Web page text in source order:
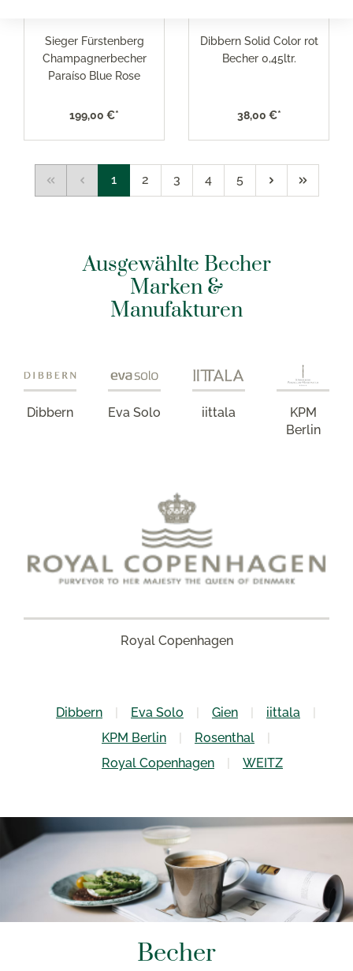
Sieger Fürstenberg
Champagnerbecher
Paraíso Blue Rose
199,00 €*
Dibbern Solid Color rot
Becher 0,45ltr.
38,00 €*
1 2 3 4 5
Ausgewählte Becher
Marken &
Manufakturen
Dibbern Eva Solo iittala
KPM
Berlin
Royal Copenhagen
Dibbern Eva Solo Gien
iittala
KPM Berlin
Rosenthal
Royal Copenhagen
WEITZ
Becher